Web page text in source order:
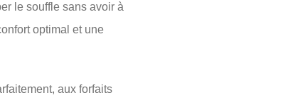
le souffle sans avoir à
optimal et une
aux forfaits